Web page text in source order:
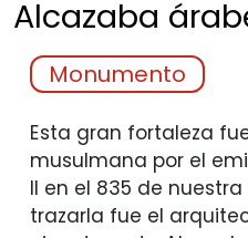
Alcazaba
Monumento
Esta gran fortaleza
musulmana por el
II en el 835 de
trazarla fue el